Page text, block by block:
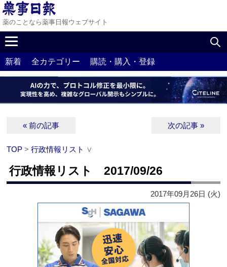
薬のことなら薬事日報ウェブサイト
新着 全カテゴリー 購読・購入・登録
« 前の記事 次の記事 »
TOP >行政情報リスト ∨
行政情報リスト 2017/09/26
2017年09月26日 (火)